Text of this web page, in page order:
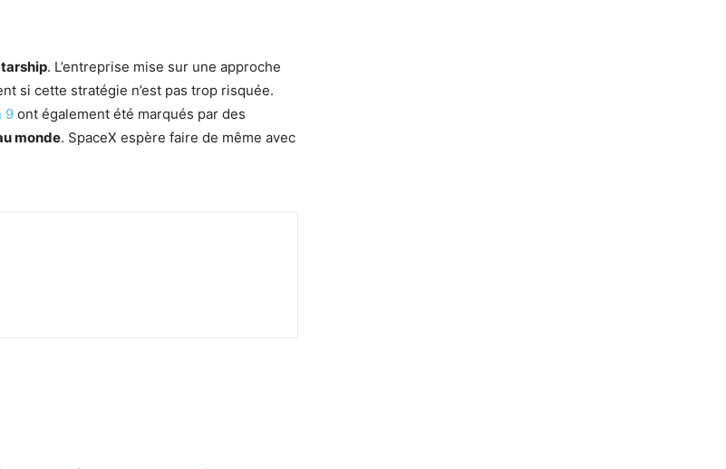
. L’entreprise mise sur une approche
si cette stratégie n’est pas trop risquée.
9 ont également été marqués par des
monde. SpaceX espère faire de même avec